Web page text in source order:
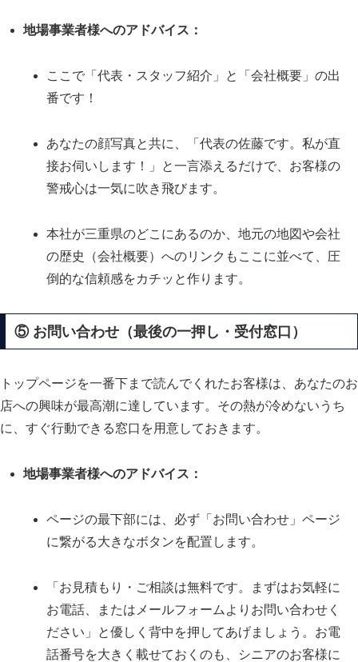
地場事業者様へのアドバイス：
ここで「代表・スタッフ紹介」と「会社概要」の出
番です！
あなたの顔写真と共に、「代表の佐藤です。私が直
接お伺いします！」と一言添えるだけで、お客様の
警戒心は一気に吹き飛びます。
本社が三重県のどこにあるのか、地元の地図や会社
の歴史（会社概要）へのリンクもここに並べて、圧
倒的な信頼感をカチッと作ります。
⑤ お問い合わせ（最後の一押し・受付窓口）
トップページを一番下まで読んでくれたお客様は、あなたのお
店への興味が最高潮に達しています。その熱が冷めないうち
に、すぐ行動できる窓口を用意しておきます。
地場事業者様へのアドバイス：
ページの最下部には、必ず「お問い合わせ」ページ
に繋がる大きなボタンを配置します。
「お見積もり・ご相談は無料です。まずはお気軽に
お電話、またはメールフォームよりお問い合わせく
ださい」と優しく背中を押してあげましょう。お電
話番号を大きく載せておくのも、シニアのお客様に